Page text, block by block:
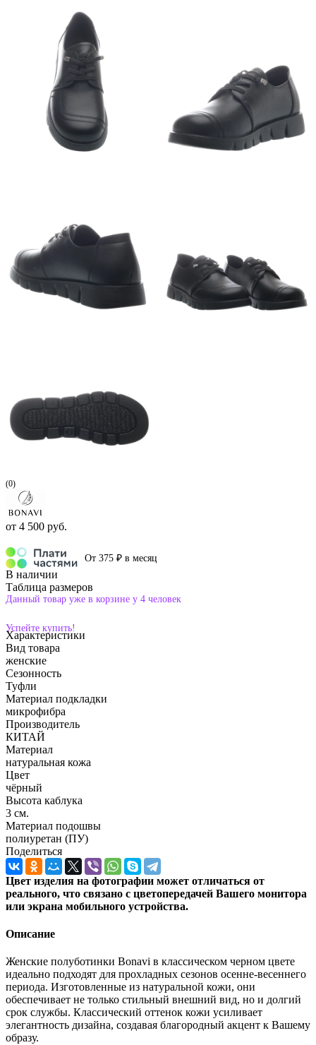
(0)
от 4 500 руб.
От 375 ₽ в месяц
В наличии
Таблица размеров
Данный товар уже в корзине у 4 человек
Успейте купить!
Характеристики
Вид товара
женские
Сезонность
Туфли
Материал подкладки
микрофибра
Производитель
КИТАЙ
Материал
натуральная кожа
Цвет
чёрный
Высота каблука
3 см.
Материал подошвы
полиуретан (ПУ)
Поделиться
Цвет изделия на фотографии может отличаться от
реального, что связано с цветопередачей Вашего монитора
или экрана мобильного устройства.
Описание
Женские полуботинки Bonavi в классическом черном цвете
идеально подходят для прохладных сезонов осенне-весеннего
периода. Изготовленные из натуральной кожи, они
обеспечивает не только стильный внешний вид, но и долгий
срок службы. Классический оттенок кожи усиливает
элегантность дизайна, создавая благородный акцент к Вашему
образу.